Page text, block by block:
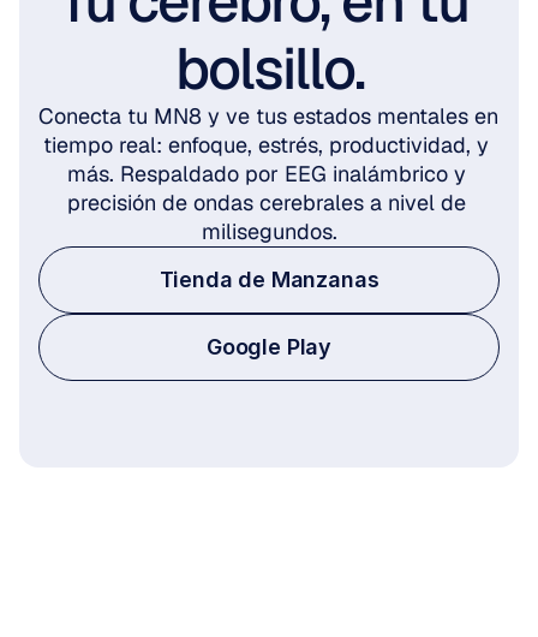
bolsillo.
Conecta tu MN8 y ve tus estados mentales en
tiempo real: enfoque, estrés, productividad, y
más. Respaldado por EEG inalámbrico y
precisión de ondas cerebrales a nivel de
milisegundos.
Tienda de Manzanas
Google Play